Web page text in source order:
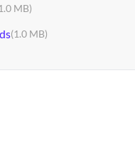
MB)
(1.0 MB)